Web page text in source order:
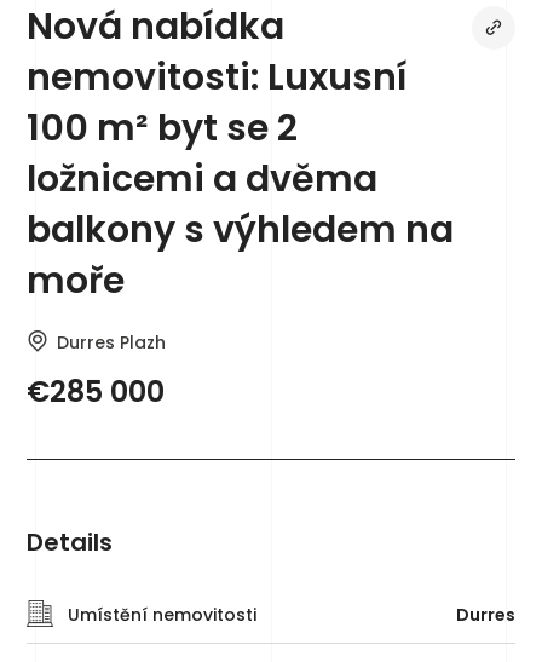
Nová nabídka
nemovitosti: Luxusní
100 m² byt se 2
ložnicemi a dvěma
balkony s výhledem na
moře
Durres Plazh
€285 000
Details
Umístění nemovitosti Durres